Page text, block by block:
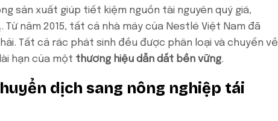
sản xuất giúp tiết kiệm nguồn tài nguyên quý giá,
Từ năm 2015, tất cả nhà máy của Nestlé Việt Nam đã
Tất cả rác phát sinh đều được phân loại và chuyển về
hạn của một thương hiệu dẫn dắt bền vững.
dịch sang nông nghiệp tái